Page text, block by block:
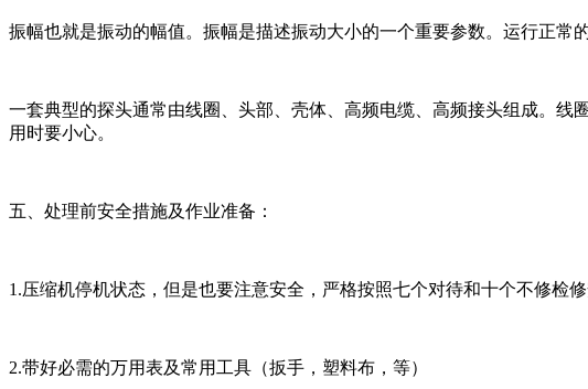
振幅也就是振动的幅值。振幅是描述振动大小的一个重要参数。运行正常
一套典型的探头通常由线圈、头部、壳体、高频电缆、高频接头组成。
用时要小心。
五、处理前安全措施及作业准备：
1.压缩机停机状态，但是也要注意安全，严格按照七个对待和十个不修检
2.带好必需的万用表及常用工具（扳手，塑料布，等）